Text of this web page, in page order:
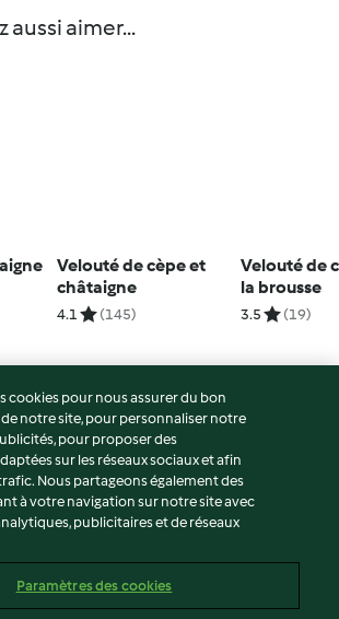
aussi aimer...
Velouté de cèpe et
châtaigne
4.1 (145)
Velouté de
la brousse
3.5 (19)
cookies pour nous assurer du bon
notre site, pour personnaliser notre
pour proposer des
sur les réseaux sociaux et afin
Nous partageons également des
à votre navigation sur notre site avec
publicitaires et de réseaux
Paramètres des cookies